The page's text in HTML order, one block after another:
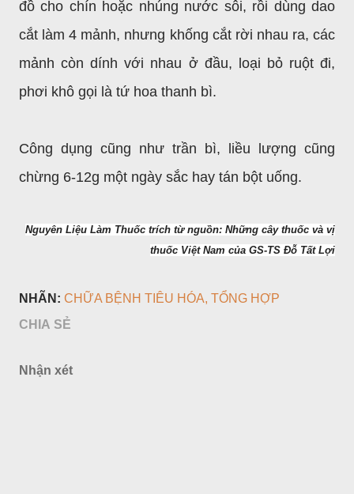
đồ cho chín hoặc nhúng nước sôi, rồi dùng dao
cắt làm 4 mảnh, nhưng khống cắt rời nhau ra, các
mảnh còn dính với nhau ở đầu, loại bỏ ruột đi,
phơi khô gọi là tứ hoa thanh bì.
Công dụng cũng như trần bì, liều lượng cũng
chừng 6-12g một ngày sắc hay tán bột uống.
Nguyên Liệu Làm Thuốc trích từ nguồn: Những cây thuốc và vị
thuốc Việt Nam của GS-TS Đỗ Tất Lợi
NHÃN: CHỮA BỆNH TIÊU HÓA TỔNG HỢP
CHIA SẺ
Nhận xét